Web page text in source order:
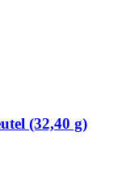
(32,40 g)